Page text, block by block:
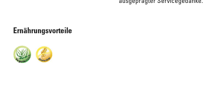
Ernährungsvorteile